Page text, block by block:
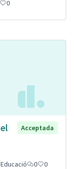
0
Acceptada
Educació 0 0